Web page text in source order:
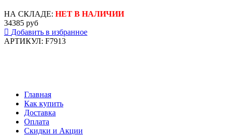
НА СКЛАДЕ: НЕТ В НАЛИЧИИ
34385 руб
Добавить в избранное
АРТИКУЛ: F7913
Главная
Как купить
Доставка
Оплата
Скидки и Акции